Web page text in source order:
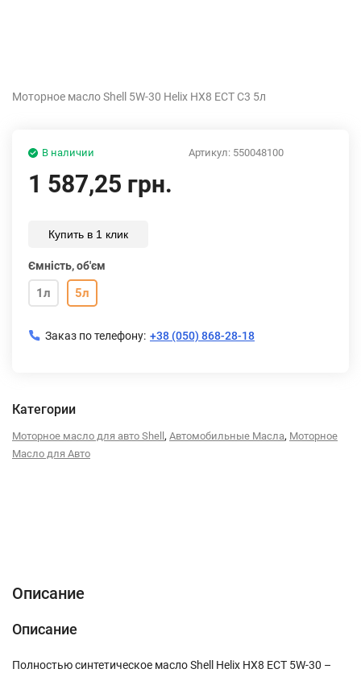
Моторное масло Shell 5W-30 Helix HX8 ECT C3 5л
Артикул: 550048100
В наличии
1 587,25 грн.
Купить в 1 клик
Ємність, об'єм
1л 5л
Заказ по телефону: +38 (050) 868-28-18
Категории
Моторное масло для авто Shell , Автомобильные Масла, Моторное
Масло для Авто
Описание
Описание
Полностью синтетическое масло Shell Helix HX8 ECT 5W-30 –